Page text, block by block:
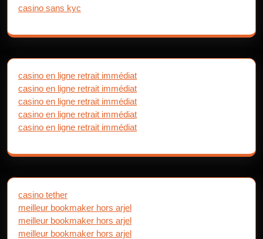
casino sans kyc
casino en ligne retrait immédiat
casino en ligne retrait immédiat
casino en ligne retrait immédiat
casino en ligne retrait immédiat
casino en ligne retrait immédiat
casino tether
meilleur bookmaker hors arjel
meilleur bookmaker hors arjel
meilleur bookmaker hors arjel